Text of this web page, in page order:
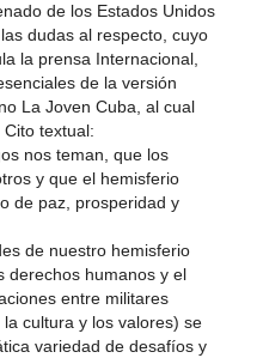
de los Estados Unidos
dudas al respecto, cuyo
la prensa Internacional,
de la versión
La Joven Cuba, al cual
textual:
nos teman, que los
y que el hemisferio
de paz, prosperidad y
de nuestro hemisferio
derechos humanos y el
entre militares
cultura y los valores) se
variedad de desafíos y